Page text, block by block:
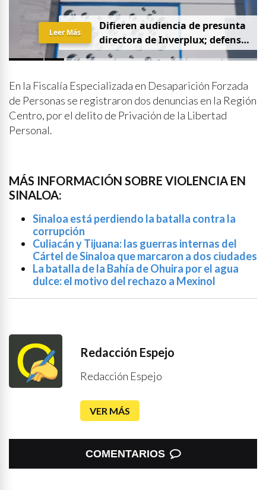
Difieren audiencia de presunta
directora deInverplux; defensa
pidequeseaprivadaysin
Leer Más
En la Fiscalía Especializada en Desaparición Forzada
de Personas se registraron dos denuncias en la Región
Centro, por el delito de Privación de la Libertad
Personal.
MÁS INFORMACIÓN SOBRE VIOLENCIA EN
SINALOA:
Sinaloa está perdiendo la batalla contra la
corrupción
Culiacán y Tijuana: las guerras internas del
Cártel de Sinaloa que marcaron a dos ciudades
La batalla de la Bahía de Ohuira por el agua
dulce: el motivo del rechazo a Mexinol
Redacción Espejo
Redacción Espejo
VER MÁS
COMENTARIOS